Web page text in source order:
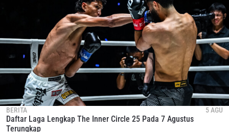
BERITA 5 AGU
Daftar Laga Lengkap The Inner Circle 25 Pada 7 Agustus
Terungkap